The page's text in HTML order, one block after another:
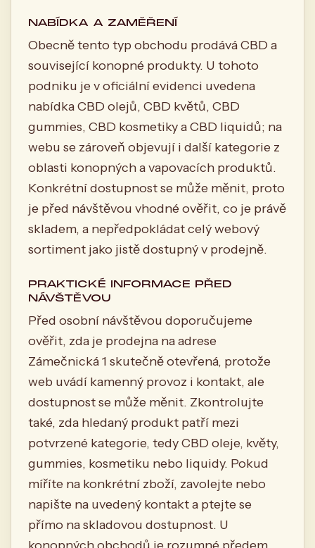
NABÍDKA A ZAMĚŘENÍ
Obecně tento typ obchodu prodává CBD a
související konopné produkty. U tohoto
podniku je v oficiální evidenci uvedena
nabídka CBD olejů, CBD květů, CBD
gummies, CBD kosmetiky a CBD liquidů; na
webu se zároveň objevují i další kategorie z
oblasti konopných a vapovacích produktů.
Konkrétní dostupnost se může měnit, proto
je před návštěvou vhodné ověřit, co je právě
skladem, a nepředpokládat celý webový
sortiment jako jistě dostupný v prodejně.
PRAKTICKÉ INFORMACE PŘED
NÁVŠTĚVOU
Před osobní návštěvou doporučujeme
ověřit, zda je prodejna na adrese
Zámečnická 1 skutečně otevřená, protože
web uvádí kamenný provoz i kontakt, ale
dostupnost se může měnit. Zkontrolujte
také, zda hledaný produkt patří mezi
potvrzené kategorie, tedy CBD oleje, květy,
gummies, kosmetiku nebo liquidy. Pokud
míříte na konkrétní zboží, zavolejte nebo
napište na uvedený kontakt a ptejte se
přímo na skladovou dostupnost. U